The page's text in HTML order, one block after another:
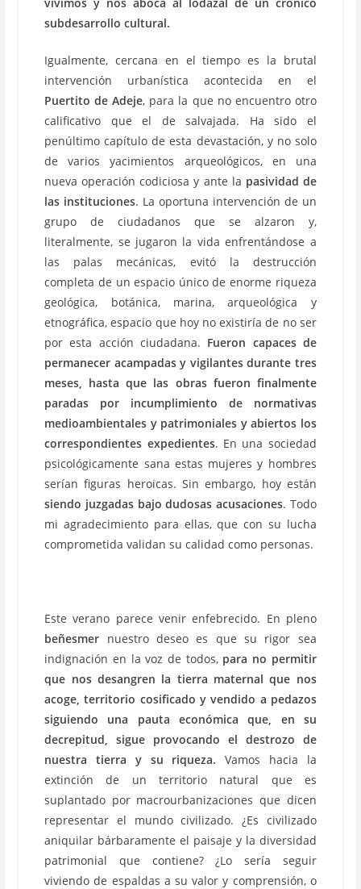
subdesarrollo cultural.
Igualmente, cercana en el tiempo es la brutal
intervención urbanística acontecida en el
Puertito de Adeje, para la que no encuentro otro
calificativo que el de salvajada. Ha sido el
penúltimo capítulo de esta devastación, y no solo
de varios yacimientos arqueológicos, en una
nueva operación codiciosa y ante la pasividad de
las instituciones. La oportuna intervención de un
grupo de ciudadanos que se alzaron y,
literalmente, se jugaron la vida enfrentándose a
las palas mecánicas, evitó la destrucción
completa de un espacio único de enorme riqueza
geológica, botánica, marina, arqueológica y
etnográfica, espacio que hoy no existiría de no ser
por esta acción ciudadana. Fueron capaces de
permanecer acampadas y vigilantes durante tres
meses, hasta que las obras fueron finalmente
paradas por incumplimiento de normativas
medioambientales y patrimoniales y abiertos los
correspondientes expedientes. En una sociedad
psicológicamente sana estas mujeres y hombres
serían figuras heroicas. Sin embargo, hoy están
siendo juzgadas bajo dudosas acusaciones. Todo
mi agradecimiento para ellas, que con su lucha
comprometida validan su calidad como personas.
Este verano parece venir enfebrecido. En pleno
beñesmer nuestro deseo es que su rigor sea
indignación en la voz de todos, para no permitir
que nos desangren la tierra maternal que nos
acoge, territorio cosificado y vendido a pedazos
siguiendo una pauta económica que, en su
decrepitud, sigue provocando el destrozo de
nuestra tierra y su riqueza. Vamos hacia la
extinción de un territorio natural que es
suplantado por macrourbanizaciones que dicen
representar el mundo civilizado. ¿Es civilizado
aniquilar bárbaramente el paisaje y la diversidad
patrimonial que contiene? ¿Lo sería seguir
viviendo de espaldas a su valor y comprensión, o